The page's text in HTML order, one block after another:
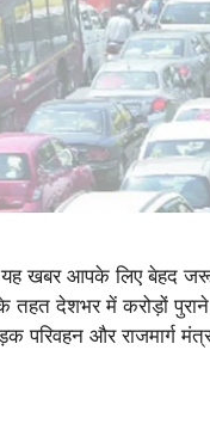
खबर आपके लिए बेहद
तहत देशभर में करोड़ों
और राजमार्ग